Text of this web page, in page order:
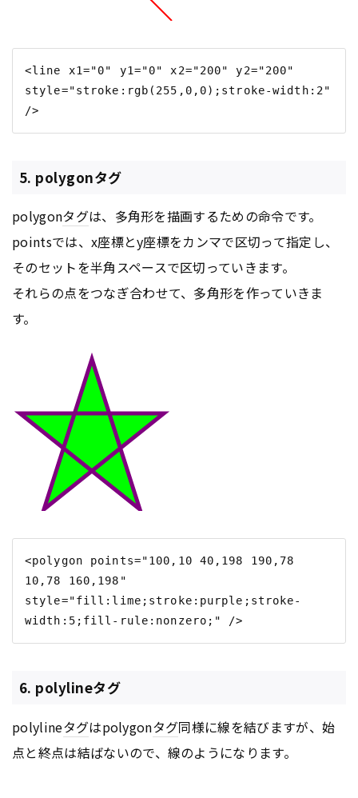
<line x1="0" y1="0" x2="200" y2="200"
style="stroke:rgb(255,0,0);stroke-width:2"
5. polygonタグ
polygonタグは、多角形を描画するための命令です。
pointsでは、x座標とy座標をカンマで区切って指定し、
そのセットを半角スペースで区切っていきます。
それらの点をつなぎ合わせて、多角形を作っていきま
す。
<polygon points="100,10 40,198 190,78
10,78 160,198"
style="fill:lime;stroke:purple;stroke-
6. polylineタグ
polylineタグはpolygonタグ同様に線を結びますが、始
点と終点は結ばないので、線のようになります。